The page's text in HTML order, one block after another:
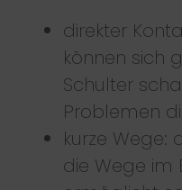
direkter
können sich
Schulter
Problemen
kurze Wege:
die Wege im